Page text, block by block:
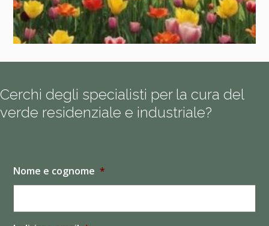
Cerchi degli specialisti per la cura del
verde residenziale e industriale?
Nome e cognome *